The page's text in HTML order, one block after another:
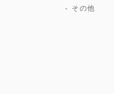
その他